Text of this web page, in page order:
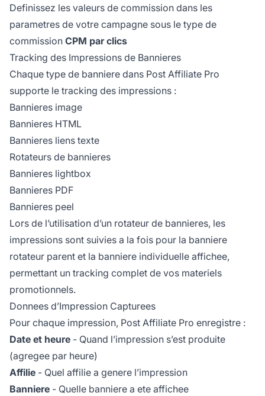
Definissez les valeurs de commission dans les
parametres de votre campagne sous le type de
commission CPM par clics
Tracking des Impressions de Bannieres
Chaque type de banniere dans Post Affiliate Pro
supporte le tracking des impressions :
Bannieres image
Bannieres HTML
Bannieres liens texte
Rotateurs de bannieres
Bannieres lightbox
Bannieres PDF
Bannieres peel
Lors de l’utilisation d’un rotateur de bannieres, les
impressions sont suivies a la fois pour la banniere
rotateur parent et la banniere individuelle affichee,
permettant un tracking complet de vos materiels
promotionnels.
Donnees d’Impression Capturees
Pour chaque impression, Post Affiliate Pro enregistre :
Date et heure - Quand l’impression s’est produite
(agregee par heure)
Affilie - Quel affilie a genere l’impression
Banniere - Quelle banniere a ete affichee